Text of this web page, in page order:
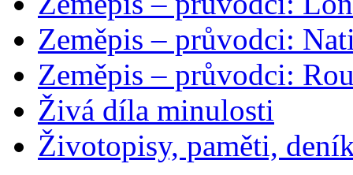
Zeměpis – průvodci:
Zeměpis – průvodci:
Živá díla minulosti
Životopisy, paměti,